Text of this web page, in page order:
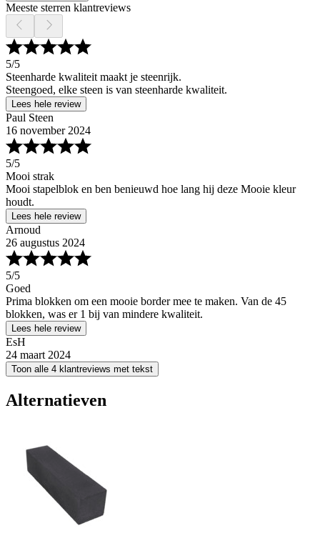
Meeste sterren klantreviews
5/5
Steenharde kwaliteit maakt je steenrijk.
Steengoed, elke steen is van steenharde kwaliteit.
Lees hele review
Paul Steen
16 november 2024
5/5
Mooi strak
Mooi stapelblok en ben benieuwd hoe lang hij deze Mooie kleur
houdt.
Lees hele review
Arnoud
26 augustus 2024
5/5
Goed
Prima blokken om een mooie border mee te maken. Van de 45
blokken, was er 1 bij van mindere kwaliteit.
Lees hele review
EsH
24 maart 2024
Toon alle 4 klantreviews met tekst
Alternatieven